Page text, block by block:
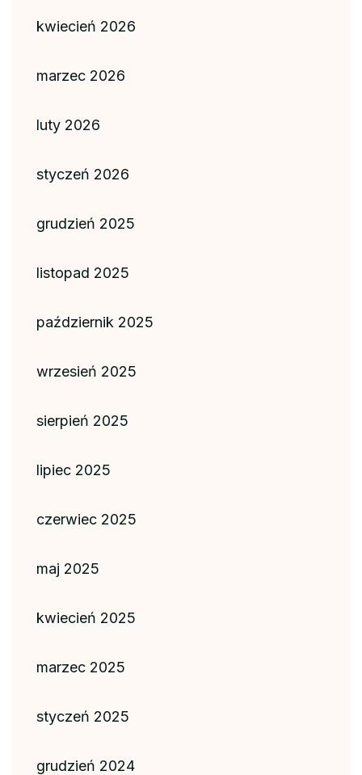
kwiecień 2026
marzec 2026
luty 2026
styczeń 2026
grudzień 2025
listopad 2025
październik 2025
wrzesień 2025
sierpień 2025
lipiec 2025
czerwiec 2025
maj 2025
kwiecień 2025
marzec 2025
styczeń 2025
grudzień 2024